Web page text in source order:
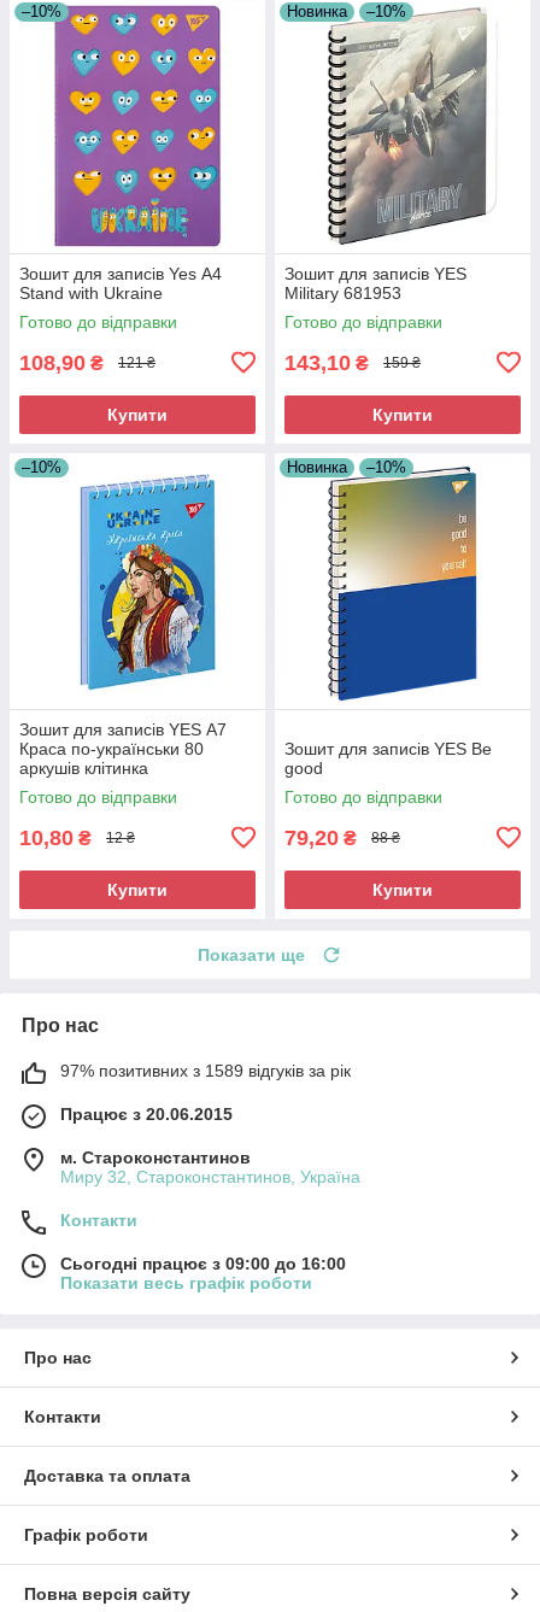
–10%
Зошит для записів Yes А4
Stand with Ukraine
Готово до відправки
108,90 ₴ 121 ₴
Купити
Новинка –10%
Зошит для записів YES
Military 681953
Готово до відправки
143,10 ₴ 159 ₴
Купити
–10%
Зошит для записів YES А7
Краса по-українськи 80
аркушів клітинка
Готово до відправки
10,80 ₴ 12 ₴
Купити
Новинка –10%
Зошит для записів YES Be
good
Готово до відправки
79,20 ₴ 88 ₴
Купити
Показати ще
Про нас
97% позитивних з 1589 відгуків за рік
Працює з 20.06.2015
м. Староконстантинов
Миру 32, Староконстантинов, Україна
Контакти
Сьогодні працює з 09:00 до 16:00
Показати весь графік роботи
Про нас
Контакти
Доставка та оплата
Графік роботи
Повна версія сайту